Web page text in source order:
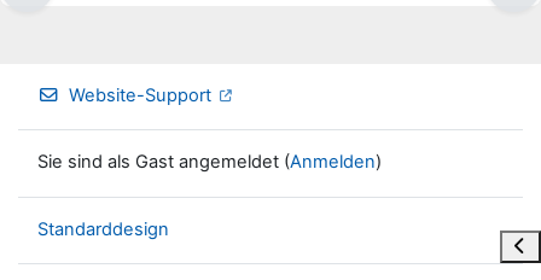
Website-Support
Sie sind als Gast angemeldet (Anmelden)
Standarddesign